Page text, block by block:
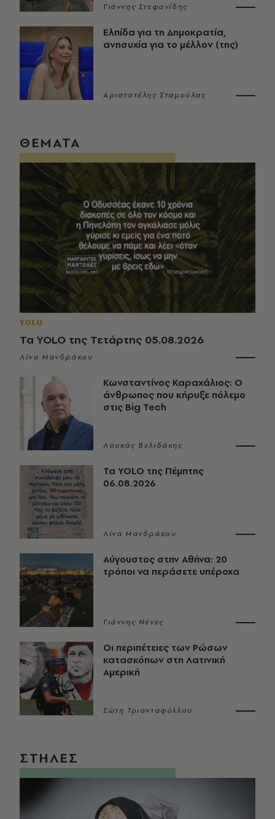
Γιάννης Στεφανίδης
Ελπίδα για τη Δημοκρατία,
ανησυχία για το μέλλον (της)
Αριστοτέλης Σταμούλας
ΘΕΜΑΤΑ
YOLO
Τα YOLO της Τετάρτης 05.08.2026
Λίνα Μανδράκου
Κωνσταντίνος Καραχάλιος: Ο
άνθρωπος που κήρυξε πόλεμο
στις Big Tech
Λουκάς Βελιδάκης
Τα YOLO της Πέμπτης
06.08.2026
Λίνα Μανδράκου
Αύγουστος στην Αθήνα: 20
τρόποι να περάσετε υπέροχα
Γιάννης Νένες
Οι περιπέτειες των Ρώσων
κατασκόπων στη Λατινική
Αμερική
Σώτη Τριανταφύλλου
ΣΤΗΛΕΣ